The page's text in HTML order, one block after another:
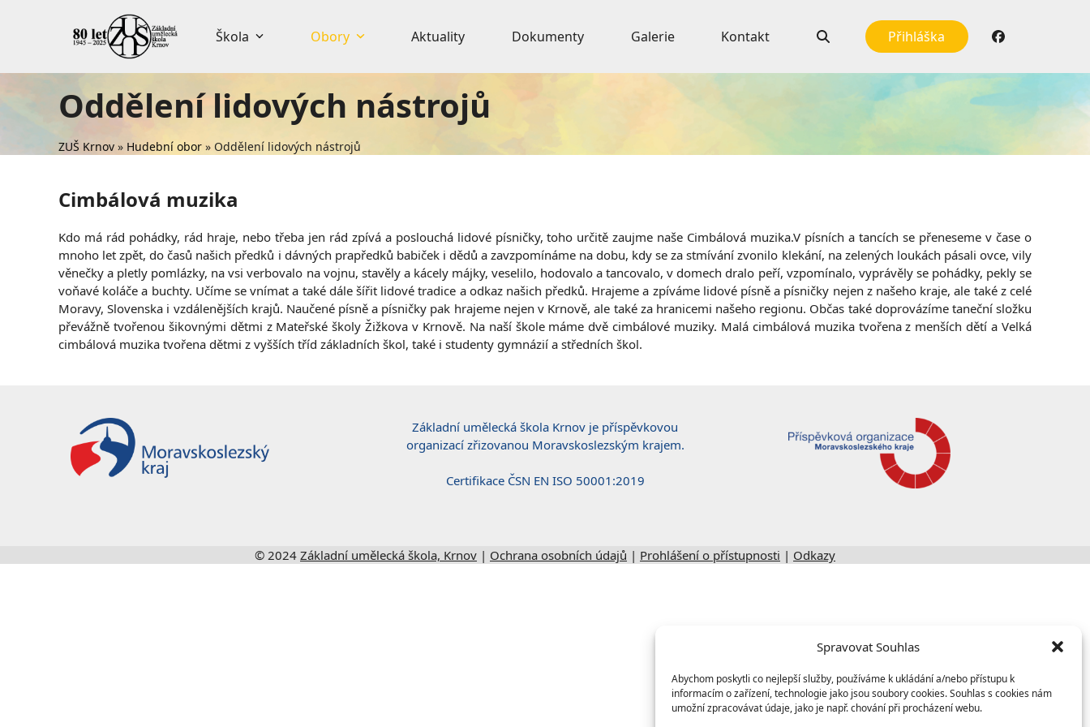
Spravovat Souhlas
Abychom poskytli co nejlepší služby, používáme k ukládání a/nebo přístupu k
informacím o zařízení, technologie jako jsou soubory cookies. Souhlas s cookies nám
umožní zpracovávat údaje, jako je např. chování při procházení webu.
Škola Obory Aktuality Dokumenty Galerie Kontakt Přihláška
Oddělení lidových nástrojů
ZUŠ Krnov » Hudební obor » Oddělení lidových nástrojů
Cimbálová muzika
Kdo má rád pohádky, rád hraje, nebo třeba jen rád zpívá a poslouchá lidové písničky, toho určitě zaujme naše Cimbálová muzika.V písních a tancích se přeneseme v čase o
mnoho let zpět, do časů našich předků i dávných prapředků babiček i dědů a zavzpomínáme na dobu, kdy se za stmívání zvonilo klekání, na zelených loukách pásali ovce, vily
věnečky a pletly pomlázky, na vsi verbovalo na vojnu, stavěly a kácely májky, veselilo, hodovalo a tancovalo, v domech dralo peří, vzpomínalo, vyprávěly se pohádky, pekly se
voňavé koláče a buchty. Učíme se vnímat a také dále šířit lidové tradice a odkaz našich předků. Hrajeme a zpíváme lidové písně a písničky nejen z našeho kraje, ale také z celé
Moravy, Slovenska i vzdálenějších krajů. Naučené písně a písničky pak hrajeme nejen v Krnově, ale také za hranicemi našeho regionu. Občas také doprovázíme taneční složku
převážně tvořenou šikovnými dětmi z Mateřské školy Žižkova v Krnově. Na naší škole máme dvě cimbálové muziky. Malá cimbálová muzika tvořena z menších dětí a Velká
cimbálová muzika tvořena dětmi z vyšších tříd základních škol, také i studenty gymnázií a středních škol.
Základní umělecká škola Krnov je příspěvkovou
organizací zřizovanou Moravskoslezským krajem.
Certifikace ČSN EN ISO 50001:2019
© 2024 Základní umělecká škola, Krnov | Ochrana osobních údajů | Prohlášení o přístupnosti | Odkazy